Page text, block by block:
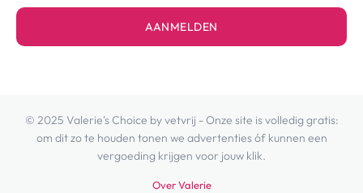
AANMELDEN
© 2025 Valerie's Choice by vetvrij - Onze site is volledig gratis:
om dit zo te houden tonen we advertenties óf kunnen een
vergoeding krijgen voor jouw klik.
Over Valerie